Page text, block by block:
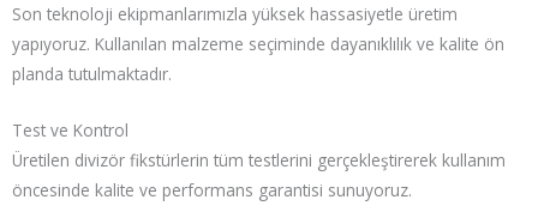
Son teknoloji ekipmanlarımızla yüksek hassasiyetle üretim
yapıyoruz. Kullanılan malzeme seçiminde dayanıklılık ve kalite ön
planda tutulmaktadır.
Test ve Kontrol
Üretilen divizör fikstürlerin tüm testlerini gerçekleştirerek kullanım
öncesinde kalite ve performans garantisi sunuyoruz.